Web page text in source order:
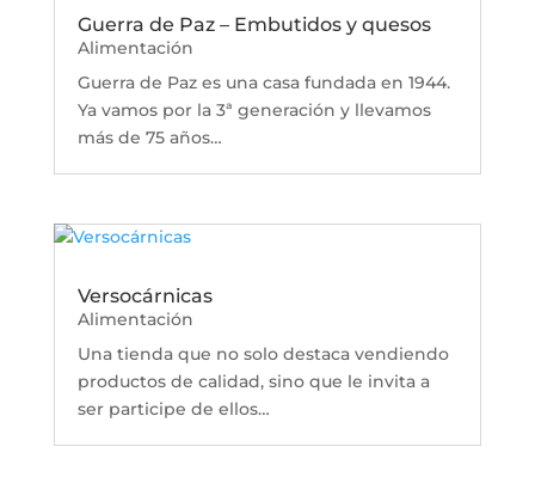
Guerra de Paz – Embutidos y quesos
Alimentación
Guerra de Paz es una casa fundada en 1944.
Ya vamos por la 3ª generación y llevamos
más de 75 años…
Versocárnicas
Alimentación
Una tienda que no solo destaca vendiendo
productos de calidad, sino que le invita a
ser participe de ellos…